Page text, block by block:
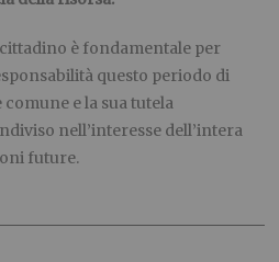
è fondamentale per
questo periodo di
comune e la sua tutela
nell’interesse dell’intera
future.